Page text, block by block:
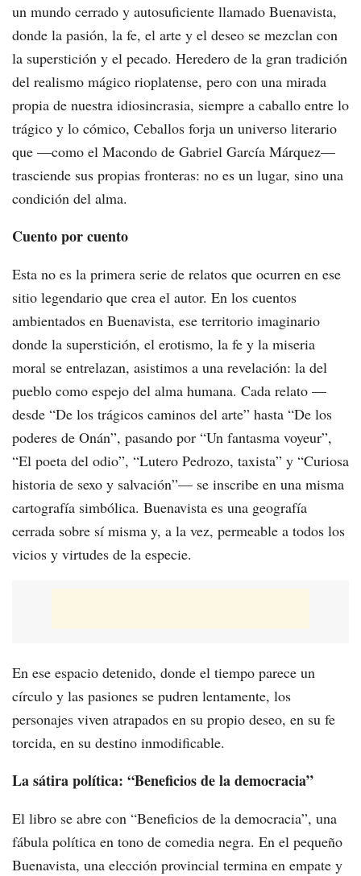
un mundo cerrado y autosuficiente llamado Buenavista,
donde la pasión, la fe, el arte y el deseo se mezclan con
la superstición y el pecado. Heredero de la gran tradición
del realismo mágico rioplatense, pero con una mirada
propia de nuestra idiosincrasia, siempre a caballo entre lo
trágico y lo cómico, Ceballos forja un universo literario
que —como el Macondo de Gabriel García Márquez—
trasciende sus propias fronteras: no es un lugar, sino una
condición del alma.
Cuento por cuento
Esta no es la primera serie de relatos que ocurren en ese
sitio legendario que crea el autor. En los cuentos
ambientados en Buenavista, ese territorio imaginario
donde la superstición, el erotismo, la fe y la miseria
moral se entrelazan, asistimos a una revelación: la del
pueblo como espejo del alma humana. Cada relato —
desde “De los trágicos caminos del arte” hasta “De los
poderes de Onán”, pasando por “Un fantasma voyeur”,
“El poeta del odio”, “Lutero Pedrozo, taxista” y “Curiosa
historia de sexo y salvación”— se inscribe en una misma
cartografía simbólica. Buenavista es una geografía
cerrada sobre sí misma y, a la vez, permeable a todos los
vicios y virtudes de la especie.
En ese espacio detenido, donde el tiempo parece un
círculo y las pasiones se pudren lentamente, los
personajes viven atrapados en su propio deseo, en su fe
torcida, en su destino inmodificable.
La sátira política: “Beneficios de la democracia”
El libro se abre con “Beneficios de la democracia”, una
fábula política en tono de comedia negra. En el pequeño
Buenavista, una elección provincial termina en empate y